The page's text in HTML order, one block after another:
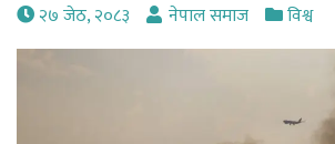
२७ जेठ, २०८३ नेपाल समाज विश्व